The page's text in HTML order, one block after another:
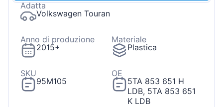
Adatta
Volkswagen Touran
Anno di produzione
2015+
Materiale
Plastica
SKU
95M105
OE
5TA 853 651 H
LDB, 5TA 853 651
K LDB